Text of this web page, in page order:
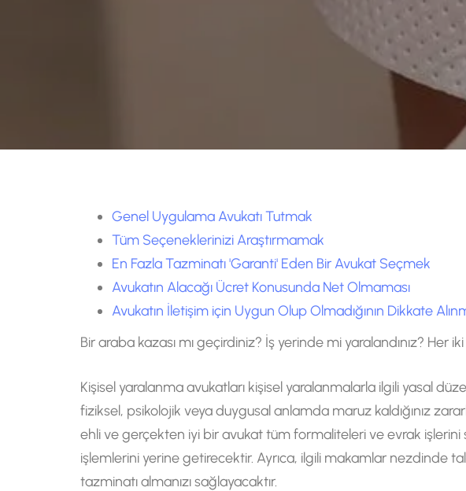
Genel Uygulama Avukatı Tutmak
Tüm Seçeneklerinizi Araştırmamak
En Fazla Tazminatı 'Garanti' Eden Bir Avukat Seçmek
Avukatın Alacağı Ücret Konusunda Net Olmaması
Avukatın İletişim için Uygun Olup Olmadığının Dikkate
Bir araba kazası mı geçirdiniz? İş yerinde mi yaralandınız?
Kişisel yaralanma avukatları kişisel yaralanmalarla ilgili yasal
fiziksel, psikolojik veya duygusal anlamda maruz kaldığınız
ehli ve gerçekten iyi bir avukat tüm formaliteleri ve evrak işlerini
işlemlerini yerine getirecektir. Ayrıca, ilgili makamlar nezdinde
tazminatı almanızı sağlayacaktır.